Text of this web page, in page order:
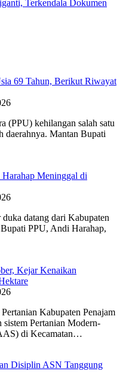
Terkendala Dokumen
69 Tahun, Berikut Riwayat
(PPU) kehilangan salah satu
daerahnya. Mantan Bupati
Meninggal di
datang dari Kabupaten
PPU, Andi Harahap,
Kejar Kenaikan
Kabupaten Penajam
sistem Pertanian Modern-
di Kecamatan…
Disiplin ASN Tanggung